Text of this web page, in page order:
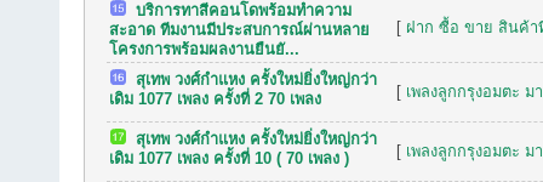
บริการทาสีคอนโดพร้อมทำความ
สะอาด ทีมงานมีประสบการณ์ผ่านหลาย
โครงการพร้อมผลงานยืนยั...
[ ฝาก ซื้อ ขาย สินค้า
สุเทพ วงศ์กำแหง ครั้งใหม่ยิ่งใหญ่กว่า
เดิม 1077 เพลง ครั้งที่ 2 70 เพลง
[ เพลงลูกกรุงอมตะ ม
สุเทพ วงศ์กำแหง ครั้งใหม่ยิ่งใหญ่กว่า
เดิม 1077 เพลง ครั้งที่ 10 ( 70 เพลง )
[ เพลงลูกกรุงอมตะ ม